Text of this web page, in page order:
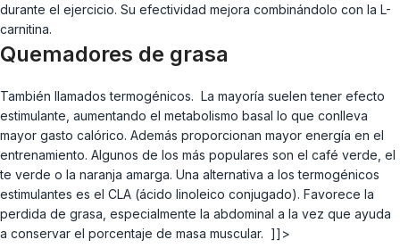
durante el ejercicio. Su efectividad mejora combinándolo con la L-
carnitina.
Quemadores de grasa
También llamados termogénicos. La mayoría suelen tener efecto
estimulante, aumentando el metabolismo basal lo que conlleva
mayor gasto calórico. Además proporcionan mayor energía en el
entrenamiento. Algunos de los más populares son el café verde, el
te verde o la naranja amarga. Una alternativa a los termogénicos
estimulantes es el CLA (ácido linoleico conjugado). Favorece la
perdida de grasa, especialmente la abdominal a la vez que ayuda
a conservar el porcentaje de masa muscular. ]]>